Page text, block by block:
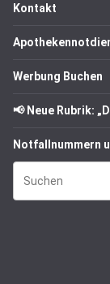
Kontakt
Werbung Buchen
📢 Neue Rubrik:
Notfallnummern